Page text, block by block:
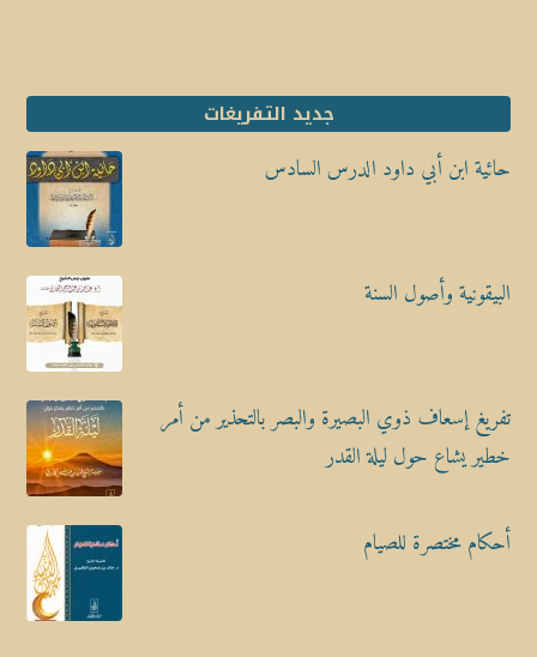
جديد التفريغات
حائية ابن أبي داود الدرس السادس
البيقونية وأصول السنة
تفريغ إسعاف ذوي البصيرة والبصر بالتحذير من أمر
خطير يشاع حول ليلة القدر
أحكام مختصرة للصيام